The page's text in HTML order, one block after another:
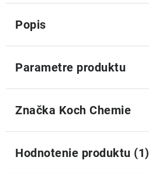
Popis
Parametre produktu
Značka Koch Chemie
Hodnotenie produktu (1)